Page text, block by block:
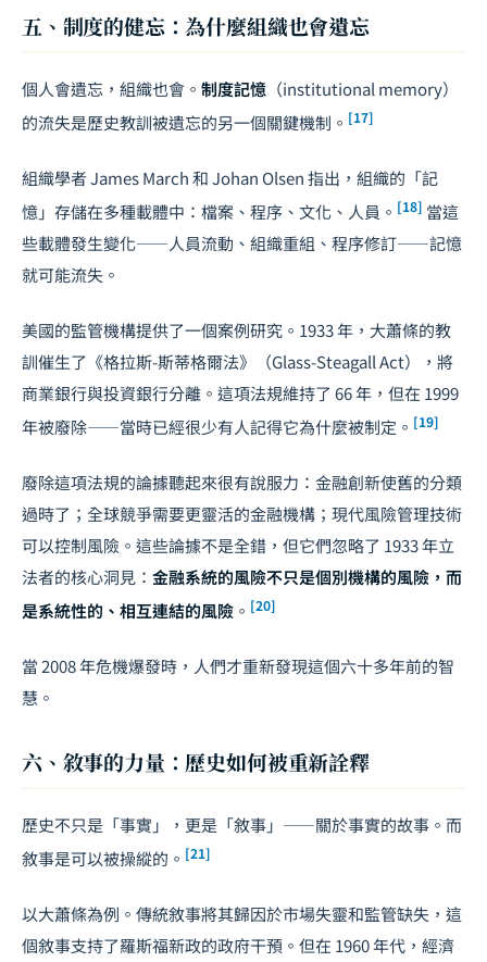
五、制度的健忘：為什麼組織也會遺忘
個人會遺忘，組織也會。 制度記憶 （institutional memory）
的流失是歷史教訓被遺忘的另一個關鍵機制。 [17]
組織學者 James March 和 Johan Olsen 指出，組織的「記
憶」存儲在多種載體中：檔案、程序、文化、人員。 [18] 當這
些載體發生變化——人員流動、組織重組、程序修訂——記憶
就可能流失。
美國的監管機構提供了一個案例研究。1933 年，大蕭條的教
訓催生了《格拉斯-斯蒂格爾法》（Glass-Steagall Act），將
商業銀行與投資銀行分離。這項法規維持了 66 年，但在 1999
年被廢除——當時已經很少有人記得它為什麼被制定。 [19]
廢除這項法規的論據聽起來很有說服力：金融創新使舊的分類
過時了；全球競爭需要更靈活的金融機構；現代風險管理技術
可以控制風險。這些論據不是全錯，但它們忽略了 1933 年立
法者的核心洞見： 金融系統的風險不只是個別機構的風險，而
是系統性的、相互連結的風險 。 [20]
當 2008 年危機爆發時，人們才重新發現這個六十多年前的智
慧。
六、敘事的力量：歷史如何被重新詮釋
歷史不只是「事實」，更是「敘事」——關於事實的故事。而
敘事是可以被操縱的。 [21]
以大蕭條為例。傳統敘事將其歸因於市場失靈和監管缺失，這
個敘事支持了羅斯福新政的政府干預。但在 1960 年代，經濟